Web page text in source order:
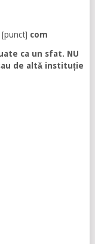
[punct] com
ca un sfat. NU
de altă instituție